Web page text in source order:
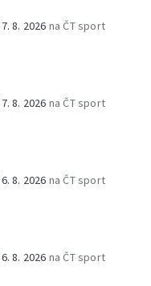
7. 8. 2026 na ČT sport
7. 8. 2026 na ČT sport
6. 8. 2026 na ČT sport
6. 8. 2026 na ČT sport